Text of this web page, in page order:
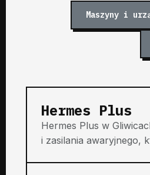
Maszyny i
Hermes Plus
Hermes Plus w
i zasilania awaryjnego,